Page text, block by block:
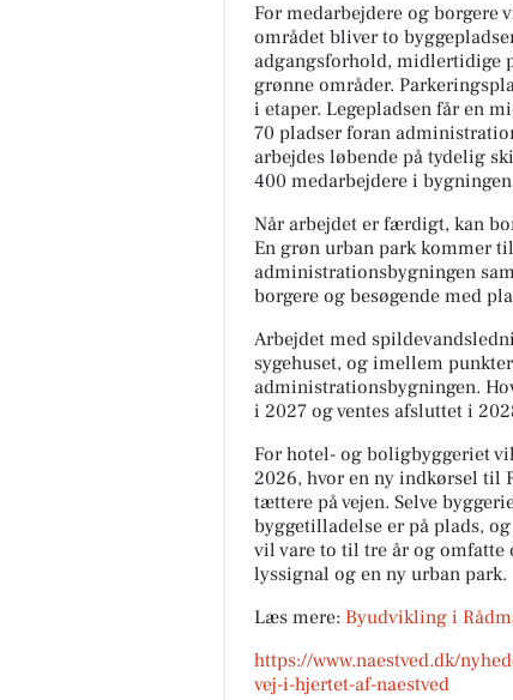
For medarbejdere og borgere
området bliver to
adgangsforhold, midlertidige
grønne områder.
i etaper. Legepladsen får en
70 pladser foran
arbejdes løbende på tydelig
400 medarbejdere i
Når arbejdet er færdigt, kan
En grøn urban park kommer
administrationsbygningen
borgere og besøgende med
Arbejdet med
sygehuset, og imellem
administrationsbygningen.
i 2027 og ventes afsluttet i
For hotel- og boligbyggeriet
2026, hvor en ny indkørsel til
tættere på vejen. Selve
byggetilladelse er på plads,
vil vare to til tre år og omfatte
lyssignal og en ny urban park.
Læs mere: Byudvikling i
https://www.naestved.dk/
vej-i-hjertet-af-naestved